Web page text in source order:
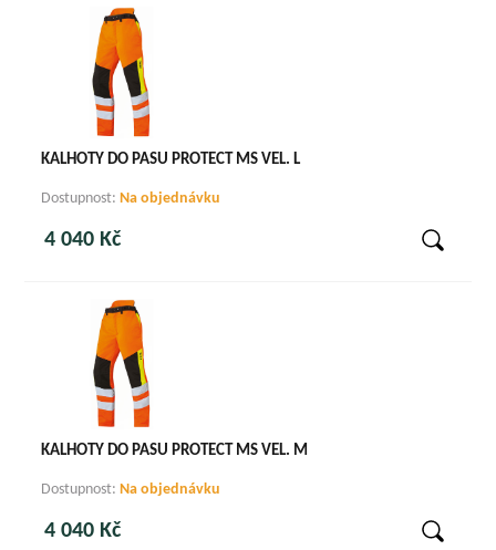
KALHOTY DO PASU PROTECT MS VEL. L
Dostupnost:Na objednávku
4 040 Kč
KALHOTY DO PASU PROTECT MS VEL. M
Dostupnost:Na objednávku
4 040 Kč